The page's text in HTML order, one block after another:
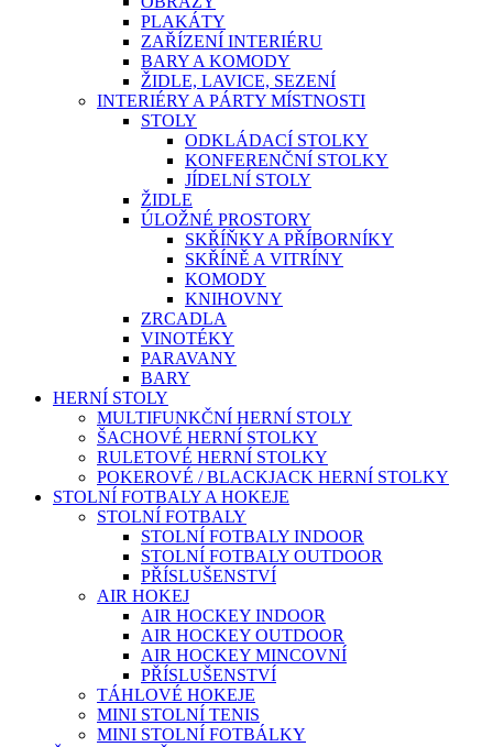
PLAKÁTY
ZAŘÍZENÍ INTERIÉRU
BARY A KOMODY
ŽIDLE, LAVICE, SEZENÍ
INTERIÉRY A PÁRTY MÍSTNOSTI
STOLY
ODKLÁDACÍ STOLKY
KONFERENČNÍ STOLKY
JÍDELNÍ STOLY
ŽIDLE
ÚLOŽNÉ PROSTORY
SKŘÍŇKY A PŘÍBORNÍKY
SKŘÍNĚ A VITRÍNY
KOMODY
KNIHOVNY
ZRCADLA
VINOTÉKY
PARAVANY
BARY
HERNÍ STOLY
MULTIFUNKČNÍ HERNÍ STOLY
ŠACHOVÉ HERNÍ STOLKY
RULETOVÉ HERNÍ STOLKY
POKEROVÉ / BLACKJACK HERNÍ STOLKY
STOLNÍ FOTBALY A HOKEJE
STOLNÍ FOTBALY
STOLNÍ FOTBALY INDOOR
STOLNÍ FOTBALY OUTDOOR
PŘÍSLUŠENSTVÍ
AIR HOKEJ
AIR HOCKEY INDOOR
AIR HOCKEY OUTDOOR
AIR HOCKEY MINCOVNÍ
PŘÍSLUŠENSTVÍ
TÁHLOVÉ HOKEJE
MINI STOLNÍ TENIS
MINI STOLNÍ FOTBÁLKY